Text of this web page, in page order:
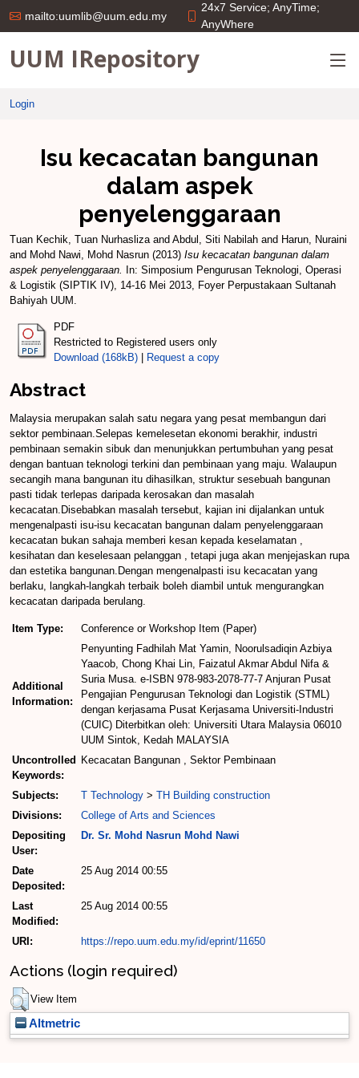
mailto:uumlib@uum.edu.my
24x7 Service; AnyTime;
AnyWhere
UUM IRepository
Login
Isu kecacatan bangunan
dalam aspek
penyelenggaraan
Tuan Kechik, Tuan Nurhaslizaand Abdul, Siti Nabilah and Harun, Nuraini
and Mohd Nawi, Mohd Nasrun (2013) Isu kecacatan bangunan dalam
aspek penyelenggaraan.
In: Simposium Pengurusan Teknologi, Operasi
& Logistik (SIPTIK IV), 14-16 Mei 2013, Foyer Perpustakaan Sultanah
Bahiyah UUM.
PDF
Restricted to Registered users only
Download (168kB)
Request a copy
Abstract
Malaysia merupakan salah satu negara yang pesat membangun dari
sektor pembinaan.Selepas kemelesetan ekonomi berakhir, industri
pembinaan semakin sibuk dan menunjukkan pertumbuhan yang pesat
dengan bantuan teknologi terkini dan pembinaan yang maju. Walaupun
secangih mana bangunan itu dihasilkan, struktur sesebuah bangunan
pasti tidak terlepas daripada kerosakan dan masalah
kecacatan.Disebabkan masalah tersebut, kajian ini dijalankan untuk
mengenalpasti isu-isu kecacatan bangunan dalam penyelenggaraan
kecacatan bukan sahaja memberi kesan kepada keselamatan ,
kesihatan dan keselesaan pelanggan , tetapi juga akan menjejaskan rupa
dan estetika bangunan.Dengan mengenalpasti isu kecacatan yang
berlaku, langkah-langkah terbaik boleh diambil untuk mengurangkan
kecacatan daripada berulang.
Item Type: Conference or Workshop Item (Paper)
Additional
Information:
Penyunting Fadhilah Mat Yamin, Noorulsadiqin Azbiya
Yaacob, Chong Khai Lin, Faizatul Akmar Abdul Nifa &
Suria Musa. e-ISBN 978-983-2078-77-7 Anjuran Pusat
Pengajian Pengurusan Teknologi dan Logistik (STML)
dengan kerjasama Pusat Kerjasama Universiti-Industri
(CUIC) Diterbitkan oleh: Universiti Utara Malaysia 06010
UUM Sintok, Kedah MALAYSIA
Uncontrolled
Keywords:
Kecacatan Bangunan , Sektor Pembinaan
Subjects: T Technology > TH Building construction
Divisions:
College of Arts and Sciences
Depositing
User:
Dr. Sr. Mohd Nasrun Mohd Nawi
Date
Deposited:
25 Aug 2014 00:55
Last
Modified:
25 Aug 2014 00:55
URI: https://repo.uum.edu.my/id/eprint/11650
Actions (login required)
View Item
Altmetric